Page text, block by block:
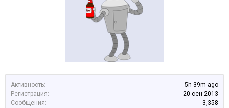
Активность:
5h 39m ago
Регистрация:
20 сен 2013
Сообщения:
3,358